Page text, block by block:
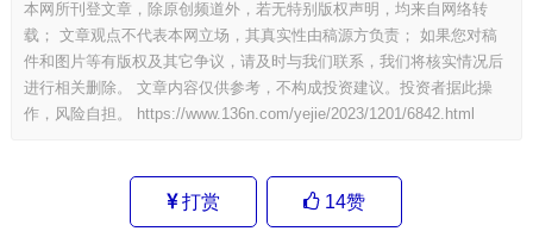
本网所刊登文章，除原创频道外，若无特别版权声明，均来自网络转
载； 文章观点不代表本网立场，其真实性由稿源方负责； 如果您对稿
件和图片等有版权及其它争议，请及时与我们联系，我们将核实情况后
进行相关删除。 文章内容仅供参考，不构成投资建议。投资者据此操
作，风险自担。
https://www.136n.com/yejie/2023/1201/6842.html
打赏 14赞